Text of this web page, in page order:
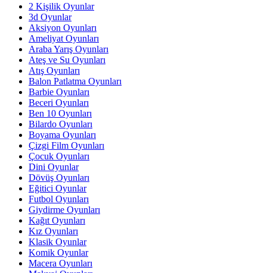
2 Kişilik Oyunlar
3d Oyunlar
Aksiyon Oyunları
Ameliyat Oyunları
Araba Yarış Oyunları
Ateş ve Su Oyunları
Atış Oyunları
Balon Patlatma Oyunları
Barbie Oyunları
Beceri Oyunları
Ben 10 Oyunları
Bilardo Oyunları
Boyama Oyunları
Çizgi Film Oyunları
Çocuk Oyunları
Dini Oyunlar
Dövüş Oyunları
Eğitici Oyunlar
Futbol Oyunları
Giydirme Oyunları
Kağıt Oyunları
Kız Oyunları
Klasik Oyunlar
Komik Oyunlar
Macera Oyunları